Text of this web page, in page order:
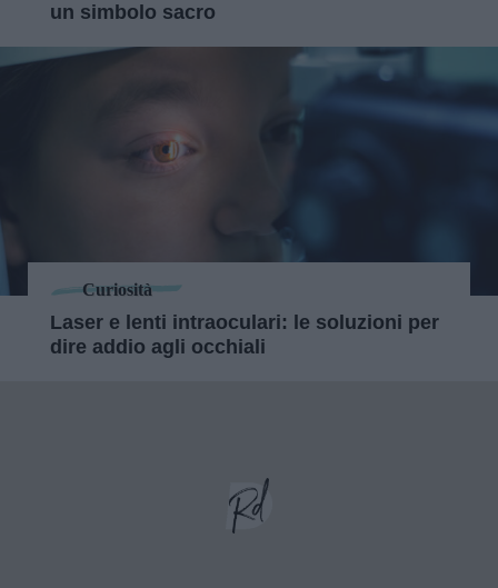
un simbolo sacro
Curiosità
Laser e lenti intraoculari: le soluzioni per
dire addio agli occhiali